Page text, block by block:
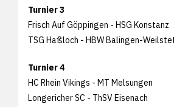
Turnier 3
Frisch Auf Göppingen - HSG Konstanz
TSG Haßloch - HBW Balingen-
Turnier 4
HC Rhein Vikings - MT Melsungen
Longericher SC - ThSV Eisenach